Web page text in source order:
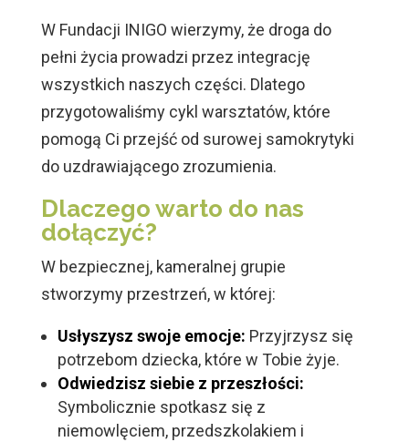
W Fundacji INIGO wierzymy, że droga do
pełni życia prowadzi przez integrację
wszystkich naszych części. Dlatego
przygotowaliśmy cykl warsztatów, które
pomogą Ci przejść od surowej samokrytyki
do uzdrawiającego zrozumienia.
Dlaczego warto do nas
dołączyć?
W bezpiecznej, kameralnej grupie
stworzymy przestrzeń, w której:
Usłyszysz swoje emocje: Przyjrzysz się
potrzebom dziecka, które w Tobie żyje.
Odwiedzisz siebie z przeszłości:
Symbolicznie spotkasz się z
niemowlęciem, przedszkolakiem i